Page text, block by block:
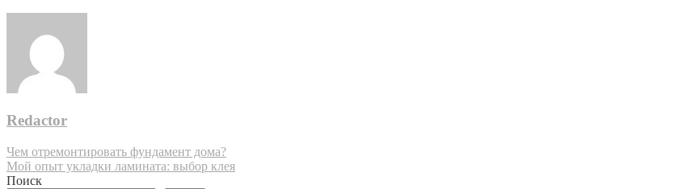
Redactor
Навигация
по
Чем отремонтировать фундамент дома?
Мой опыт укладки ламината: выбор клея
Поиск